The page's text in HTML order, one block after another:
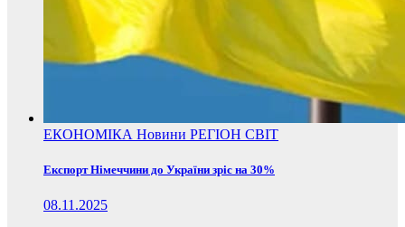
ЕКОНОМІКА Новини РЕГІОН СВІТ
Експорт Німеччини до України зріс на 30%
08.11.2025